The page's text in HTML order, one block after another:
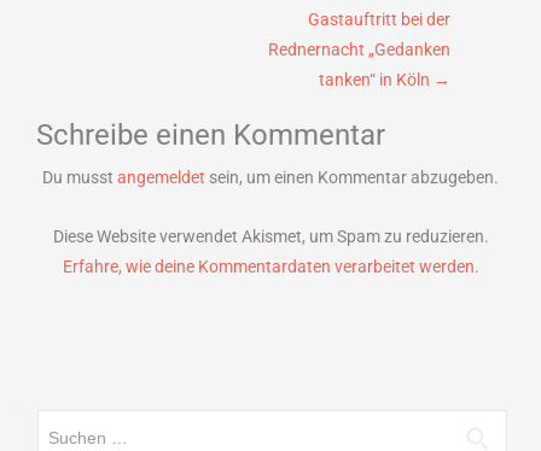
Gastauftritt bei der
Rednernacht „Gedanken
tanken“ in Köln →
Schreibe einen Kommentar
Du musst angemeldet sein, um einen Kommentar abzugeben.
Diese Website verwendet Akismet, um Spam zu reduzieren.
Erfahre, wie deine Kommentardaten verarbeitet werden.